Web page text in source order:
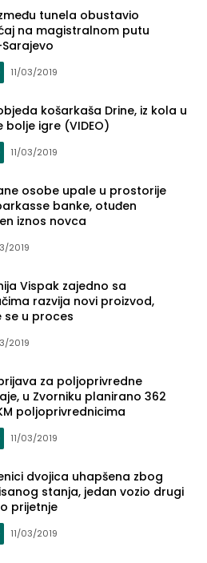
tunela obustavio
na magistralnom putu
11/03/2019
košarkaša Drine, iz kola u
bolje igre (VIDEO)
11/03/2019
osobe upale u prostorije
banke, otuđen
iznos novca
2019
Vispak zajedno sa
razvija novi proizvod,
se u proces
2019
za poljoprivredne
u Zvorniku planirano 362
poljoprivrednicima
11/03/2019
dvojica uhapšena zbog
stanja, jedan vozio drugi
prijetnje
11/03/2019